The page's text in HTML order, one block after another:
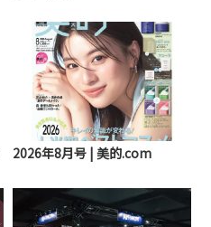
2026年8月号 | 美的.com